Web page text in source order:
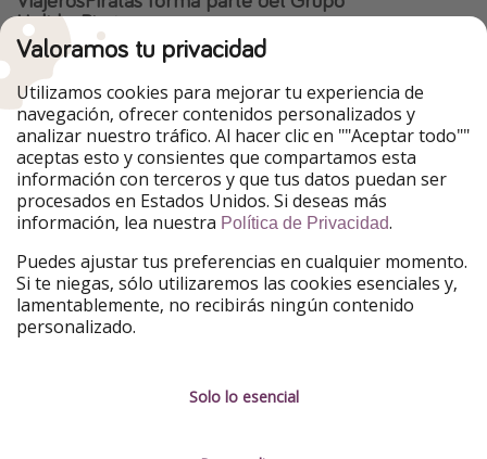
HolidayPirates
Nuestros mercados
PiratinViaggio
HolidayPirates
VakantiePiraten
WakacyjniPiraci
VoyagesPirates
Ferienpiraten
Urlaubspiraten
Urlaubspiraten
TravelPirates
Nuestro grupo
HolidayPirates Group
Conócenos mejor
Sobre ViajerosPiratas
Información legal
Valoramos tu privacidad
Utilizamos cookies para mejorar tu experiencia de
navegación, ofrecer contenidos personalizados y
analizar nuestro tráfico. Al hacer clic en ""Aceptar todo""
aceptas esto y consientes que compartamos esta
información con terceros y que tus datos puedan ser
procesados en Estados Unidos. Si deseas más
información, lea nuestra Política de Privacidad.
Puedes ajustar tus preferencias en cualquier momento.
Si te niegas, sólo utilizaremos las cookies esenciales y,
lamentablemente, no recibirás ningún contenido
personalizado.
Solo lo esencial